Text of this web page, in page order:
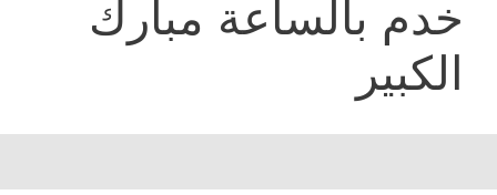
خدم بالساعة مبارك
الكبير